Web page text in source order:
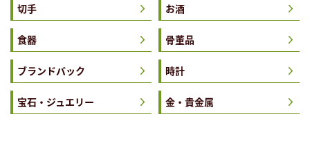
切手 お酒
食器 骨董品
ブランドバック 時計
宝石・ジュエリー 金・貴金属